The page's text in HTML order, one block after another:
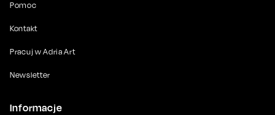
Pomoc
Kontakt
Pracuj w Adria Art
Newsletter
Informacje